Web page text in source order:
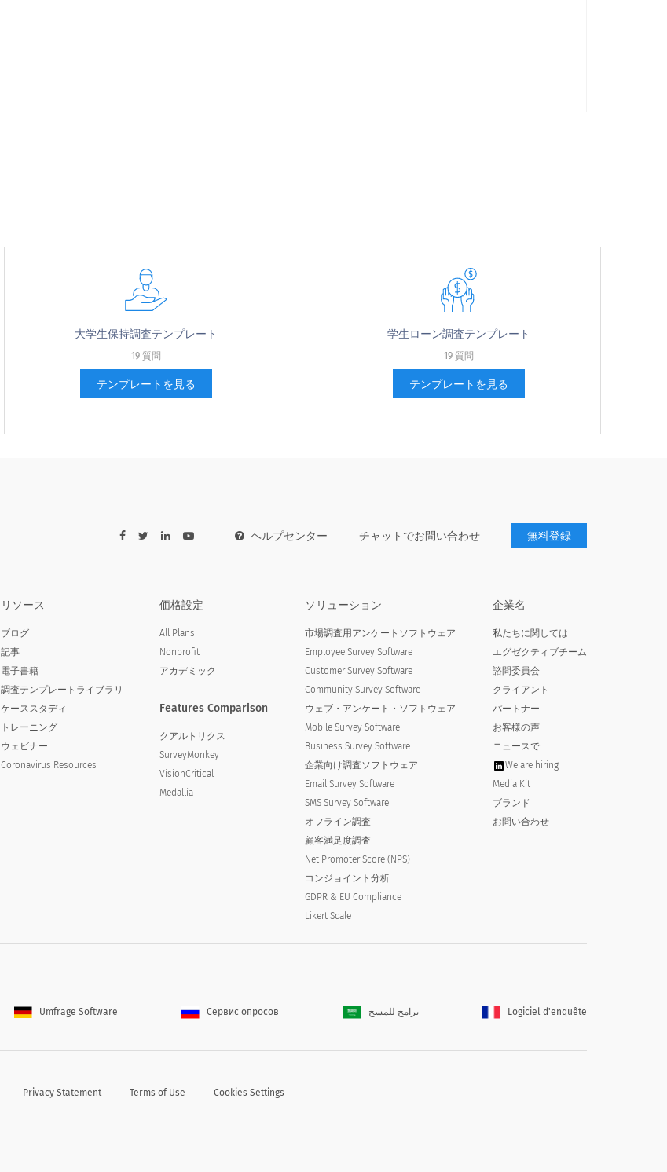
大学生保持調査テンプレート
19 質問
テンプレートを見る
学生ローン調査テンプレート
19 質問
テンプレートを見る
ヘルプセンター チャットでお問い合わせ 無料登録
リソース
ブログ
記事
電子書籍
調査テンプレートライブラリ
ケーススタディ
トレーニング
ウェビナー
Coronavirus Resources
価格設定
All Plans
Nonprofit
アカデミック
Features Comparison
クアルトリクス
SurveyMonkey
VisionCritical
Medallia
ソリューション
市場調査用アンケートソフトウェア
Employee Survey Software
Customer Survey Software
Community Survey Software
ウェブ・アンケート・ソフトウェア
Mobile Survey Software
Business Survey Software
企業向け調査ソフトウェア
Email Survey Software
SMS Survey Software
オフライン調査
顧客満足度調査
Net Promoter Score (NPS)
コンジョイント分析
GDPR & EU Compliance
Likert Scale
企業名
私たちに関しては
エグゼクティブチーム
諮問委員会
クライアント
パートナー
お客様の声
ニュースで
We are hiring
Media Kit
ブランド
お問い合わせ
Umfrage Software Сервис опросов برامج للمسح Logiciel d'enquête
Privacy Statement Terms of Use Cookies Settings